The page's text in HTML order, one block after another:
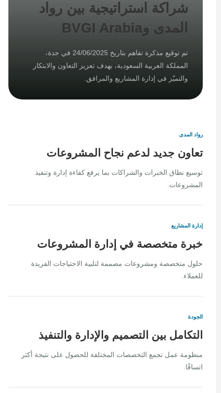
شراكة استراتيجية بين رواد
المدى وBVGI Arabia
تم توقيع مذكرة تفاهم بتاريخ 24/06/2025 في جدة،
المملكة العربية السعودية، بهدف تعزيز التعاون والابتكار
والتميّز في إدارة المشاريع والمرافق.
رواد المدى
تعاون جديد لدعم نجاح المشروعات
توسيع نطاق الخبرات والشراكات بما يرفع كفاءة إدارة وتنفيذ
المشروعات.
إدارة المشاريع
خبرة متخصصة في إدارة المشروعات
حلول متخصصة ومشروعات مصممة لتلبية الاحتياجات الفريدة
للعملاء.
الجودة
التكامل بين التصميم والإدارة والتنفيذ
منظومة عمل تجمع التخصصات المختلفة للحصول على نتيجة أكثر
اتساقًا.